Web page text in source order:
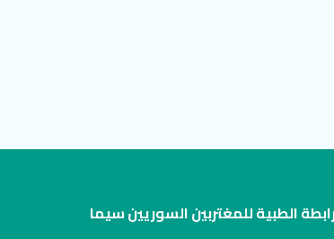
الطبية للمغتربين السوريين سيما